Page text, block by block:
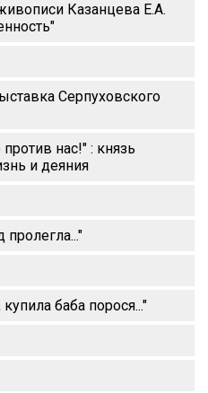
Казанцева Е.А.
Серпуховского
нас!" : князь
и деяния
пролегла..."
баба порося..."